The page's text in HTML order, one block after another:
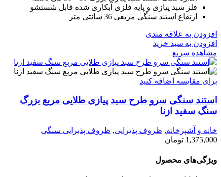
فلز سبد پیازی و پایه فلزی آبکاری شده قابل شستشو
ارتفاع استند سنگی مربعی 36 سانتی متر
افزودن به علاقه مندی
افزودن به سبد خرید
مشاهده سریع
برای مقایسه اضافه کنید
استند سنگی سرو طرح سبد پیازی طلایی مربع بزرگ
سنگ سفید ازنا
خانه و آشپزخانه, ظروف پذیرایی, ظروف پذیرایی سنگی
1,375,000 تومان
ویژگی‌های محصول